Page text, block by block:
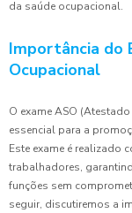
da saúde ocupacional.
Importância do
Ocupacional
O exame ASO
essencial para a
Este exame é realizado
trabalhadores,
funções sem
seguir, discutiremos a